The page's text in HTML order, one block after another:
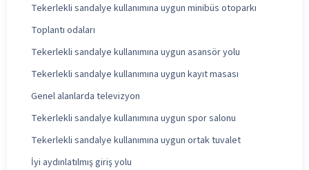
Tekerlekli sandalye kullanımına uygun minibüs otoparkı
Toplantı odaları
Tekerlekli sandalye kullanımına uygun asansör yolu
Tekerlekli sandalye kullanımına uygun kayıt masası
Genel alanlarda televizyon
Tekerlekli sandalye kullanımına uygun spor salonu
Tekerlekli sandalye kullanımına uygun ortak tuvalet
İyi aydınlatılmış giriş yolu